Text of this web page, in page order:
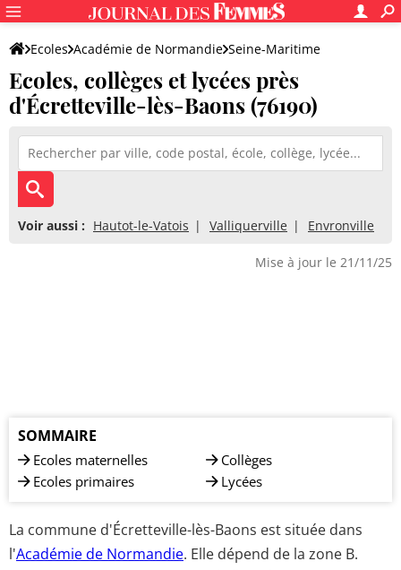
Ecoles Académie de Normandie Seine-Maritime
Ecoles, collèges et lycées près
d'Écretteville-lès-Baons (76190)
Voir aussi : Hautot-le-Vatois Valliquerville Envronville
Mise à jour le 21/11/25
SOMMAIRE
Ecoles maternelles
Ecoles primaires
Collèges
Lycées
La commune d'Écretteville-lès-Baons est située dans
l'Académie de Normandie. Elle dépend de la zone B.